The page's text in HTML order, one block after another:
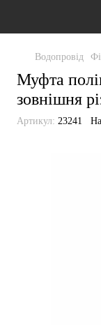
Водопровід
Муфта
зовнішня
Артикул: 23241